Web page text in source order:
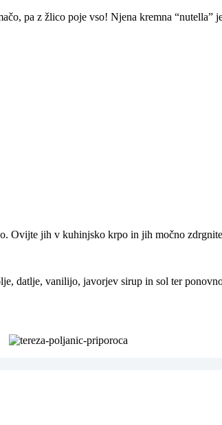
pa z žlico poje vso! Njena kremna “nutella”
Ovijte jih v kuhinjsko krpo in jih močno
datlje, vanilijo, javorjev sirup in sol ter